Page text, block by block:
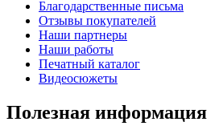
Благодарственные письма
Отзывы покупателей
Наши партнеры
Наши работы
Печатный каталог
Видеосюжеты
Полезная информация